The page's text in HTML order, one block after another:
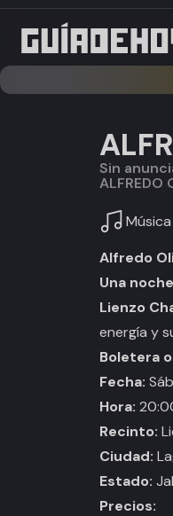
Sin
ALFREDO
Música
Alfredo
Una
Lienzo
energía y
Boletera
Fecha:
Hora:
Recinto:
Ciudad:
Estado:
Precios: